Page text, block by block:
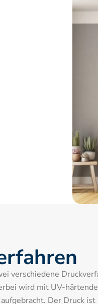
verschiedene
wird mit UV-
Der Druck